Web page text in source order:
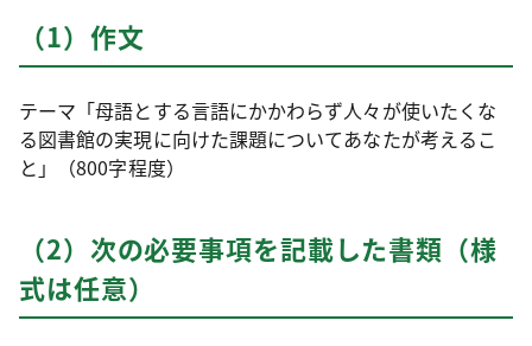
（1）作文
テーマ「母語とする言語にかかわらず人々が使いたくな
る図書館の実現に向けた課題についてあなたが考えるこ
と」（800字程度）
（2）次の必要事項を記載した書類（様
式は任意）